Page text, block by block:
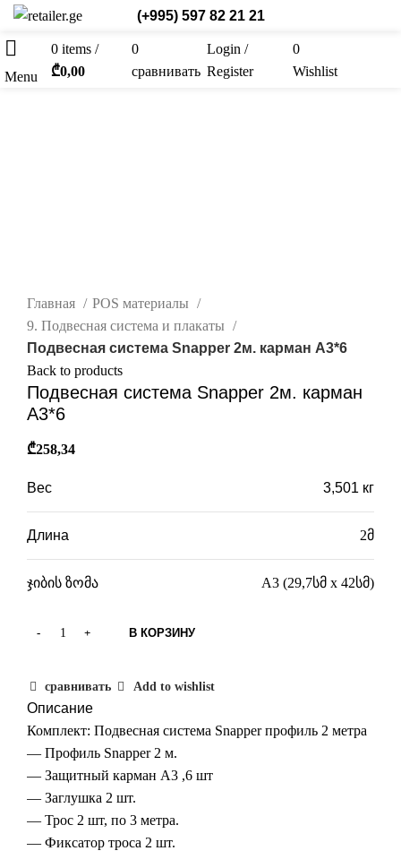
(+995) 597 82 21 21
Menu
0 items /
₾0,00
0
сравнивать
Login /
Register
0
Wishlist
Главная
POS материалы
9. Подвесная система и плакаты
Подвесная система Snapper 2м. карман А3*6
Back to products
Подвесная система Snapper 2м. карман
А3*6
₾258,34
Вес 3,501 кг
Длина 2მ
ჯიბის ზომა A3 (29,7სმ x 42სმ)
В КОРЗИНУ
сравнивать Add to wishlist
Описание
Комплект: Подвесная система Snapper профиль 2 метра
— Профиль Snapper 2 м.
— Защитный карман А3 ,6 шт
— Заглушка 2 шт.
— Трос 2 шт, по 3 метра.
— Фиксатор троса 2 шт.